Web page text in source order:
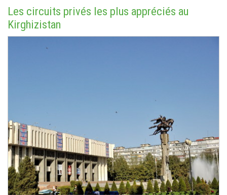
Les circuits privés les plus appréciés au
Kirghizistan